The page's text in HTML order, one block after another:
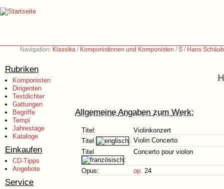
Navigation: Klassika / Komponistinnen und Komponisten /S / Hans
Rubriken
Komponisten
Dirigenten
Textdichter
Gattungen
Begriffe
Tempi
Jahrestage
Kataloge
Einkaufen
CD-Tipps
Angebote
Service
Allgemeine Angaben zum Werk:
Titel:
Violinkonzert
Titel
: Violin Concerto
Titel
:
Concerto pour violon
Opus: op. 24